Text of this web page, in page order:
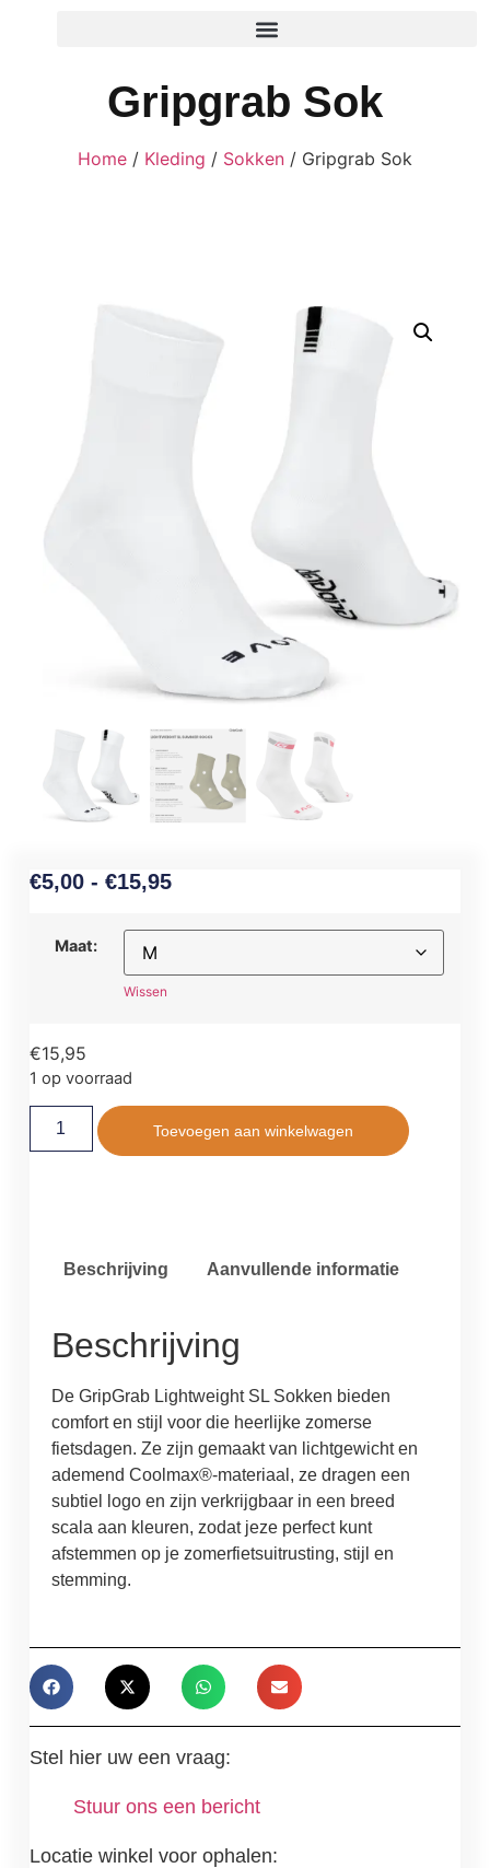
Gripgrab Sok
Home / Kleding / Sokken / Gripgrab Sok
€5,00 - €15,95
Maat:
Wissen
€15,95
1 op voorraad
Toevoegen aan winkelwagen
Beschrijving Aanvullende informatie
Beschrijving
De GripGrab Lightweight SL Sokken bieden
comfort en stijl voor die heerlijke zomerse
fietsdagen. Ze zijn gemaakt van lichtgewicht en
ademend Coolmax®-materiaal, ze dragen een
subtiel logo en zijn verkrijgbaar in een breed
scala aan kleuren, zodat jeze perfect kunt
afstemmen op je zomerfietsuitrusting, stijl en
stemming.
Stel hier uw een vraag:
Stuur ons een bericht
Locatie winkel voor ophalen: